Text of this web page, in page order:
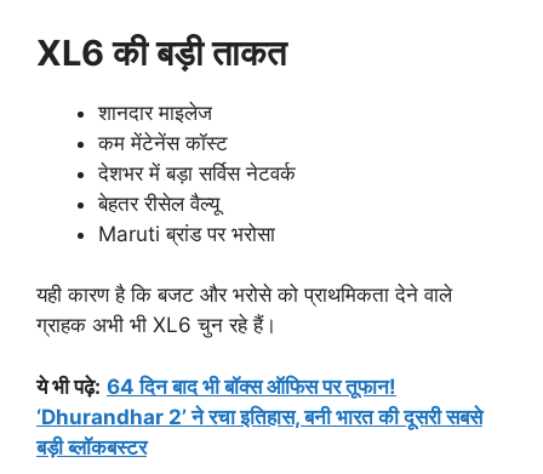
XL6 की बड़ी ताकत
शानदार माइलेज
कम मेंटेनेंस कॉस्ट
देशभर में बड़ा सर्विस नेटवर्क
बेहतर रीसेल वैल्यू
Maruti ब्रांड पर भरोसा
यही कारण है कि बजट और भरोसे को प्राथमिकता देने वाले
ग्राहक अभी भी XL6 चुन रहे हैं।
ये भी पढ़े: 64 दिन बाद भी बॉक्स ऑफिस पर तूफान!
‘Dhurandhar 2’ ने रचा इतिहास, बनी भारत की दूसरी सबसे
बड़ी ब्लॉकबस्टर